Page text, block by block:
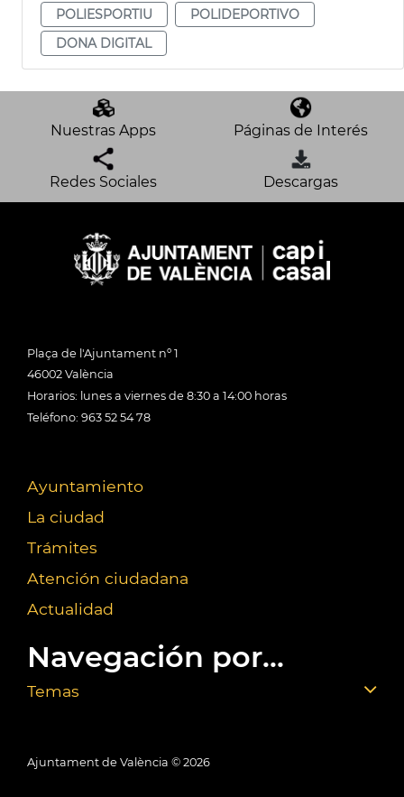
POLIESPORTIU
POLIDEPORTIVO
DONA DIGITAL
Nuestras Apps Páginas de Interés
Redes Sociales Descargas
Plaça de l'Ajuntament nº 1
46002 València
Horarios: lunes a viernes de 8:30 a 14:00 horas
Teléfono: 963 52 54 78
Ayuntamiento
La ciudad
Trámites
Atención ciudadana
Actualidad
Navegación por...
Temas
Ajuntament de València © 2026